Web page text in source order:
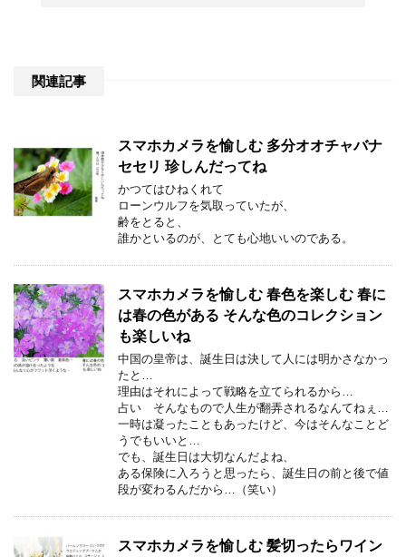
関連記事
スマホカメラを愉しむ 多分オオチャバナ
セセリ 珍しんだってね
かつてはひねくれて
ローンウルフを気取っていたが、
齢をとると、
誰かといるのが、とても心地いいのである。
スマホカメラを愉しむ 春色を楽しむ 春に
は春の色がある そんな色のコレクション
も楽しいね
中国の皇帝は、誕生日は決して人には明かさなかっ
たと…
理由はそれによって戦略を立てられるから…
占い そんなもので人生が翻弄されるなんてねぇ…
一時は凝ったこともあったけど、今はそんなことど
うでもいいと…
でも、誕生日は大切なんだよね、
ある保険に入ろうと思ったら、誕生日の前と後で値
段が変わるんだから…（笑い）
スマホカメラを愉しむ 髪切ったらワイン